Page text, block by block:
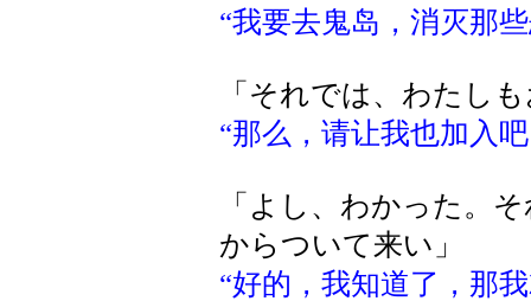
“我要去鬼岛，消灭那
「それでは、わたし
“那么，请让我也加入
「よし、わかった。
からついて来い」
“好的，我知道了，那